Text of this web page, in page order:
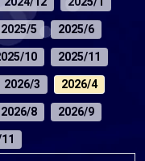
2025/5
2025/6
10
2025/11
2026/3
2026/4
2026/8
2026/9